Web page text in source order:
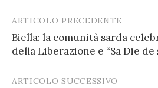
Post
navigation
ARTICOLO PRECEDENTE
Biella: la comunità sarda
della Liberazione e “Sa Die de
ARTICOLO SUCCESSIVO